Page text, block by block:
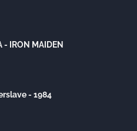
- IRON MAIDEN
- 1984